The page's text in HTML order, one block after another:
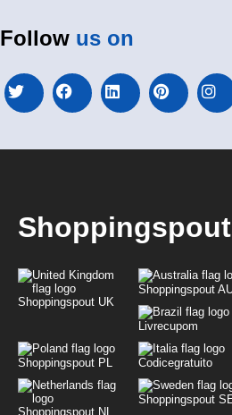
Follow us on
Shoppingspout UK
Shoppingspout
Livrecupom
Shoppingspout PL Codicegratuito
Shoppingspout NL
Shoppingspout